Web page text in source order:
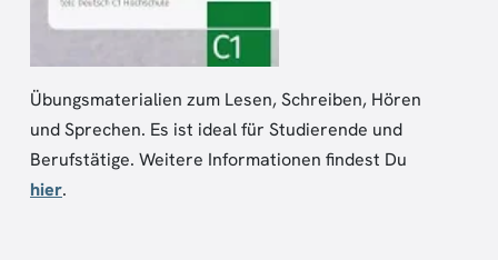
Übungsmaterialien zum Lesen, Schreiben, Hören
und Sprechen. Es ist ideal für Studierende und
Berufstätige. Weitere Informationen findest Du
hier.